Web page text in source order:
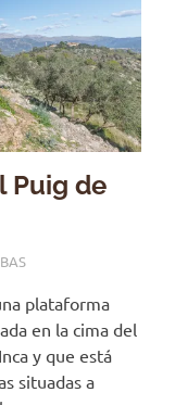
Puig de
plataforma
en la cima del
y que está
situadas a